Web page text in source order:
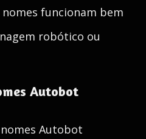
funcionam bem
robótico ou
Autobot
Autobot